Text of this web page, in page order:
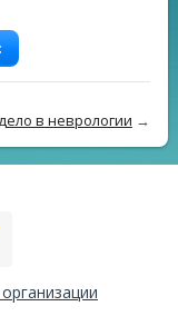
в неврологии →